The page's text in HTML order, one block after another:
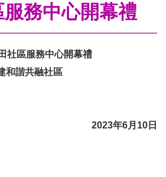
務中心開幕禮
社區服務中心開幕禮
和諧共融社區
2023年6月 10 日